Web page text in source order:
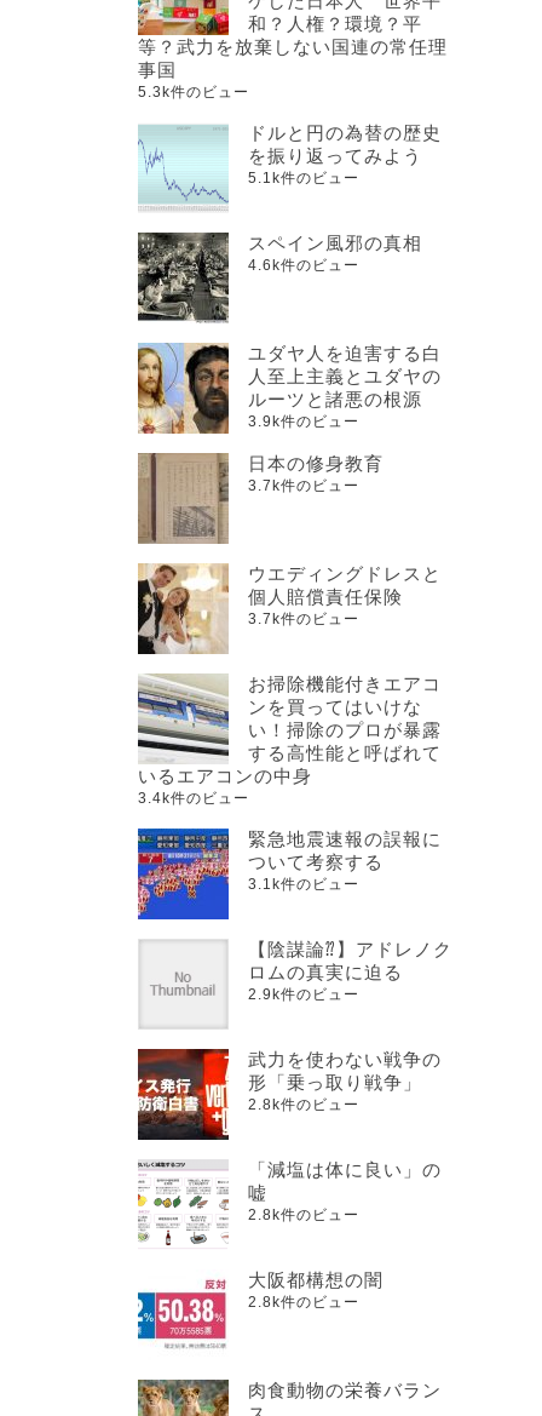
和？人権？環境？平
等？武力を放棄しない国連の常任理
事国
5.3k件のビュー
ドルと円の為替の歴史
を振り返ってみよう
5.1k件のビュー
スペイン風邪の真相
4.6k件のビュー
ユダヤ人を迫害する白
人至上主義とユダヤの
ルーツと諸悪の根源
3.9k件のビュー
日本の修身教育
3.7k件のビュー
ウエディングドレスと
個人賠償責任保険
3.7k件のビュー
お掃除機能付きエアコ
ンを買ってはいけな
い！掃除のプロが暴露
する高性能と呼ばれて
いるエアコンの中身
3.4k件のビュー
緊急地震速報の誤報に
ついて考察する
3.1k件のビュー
【陰謀論⁇】アドレノク
ロムの真実に迫る
2.9k件のビュー
武力を使わない戦争の
形「乗っ取り戦争」
2.8k件のビュー
「減塩は体に良い」の
嘘
2.8k件のビュー
大阪都構想の闇
2.8k件のビュー
肉食動物の栄養バラン